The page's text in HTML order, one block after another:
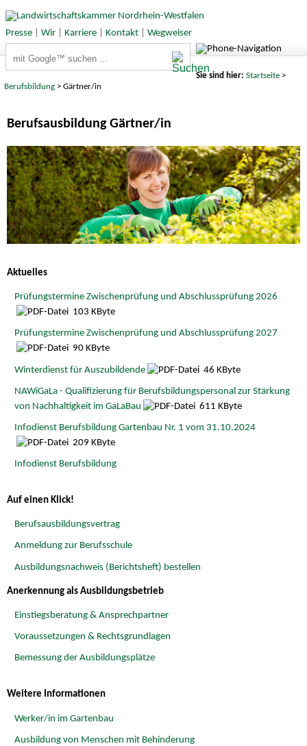
Presse| Wir| Karriere| Kontakt| Wegweiser
Sie sind hier: Startseite>
Berufsbildung > Gärtner/in
Berufsausbildung Gärtner/in
Aktuelles
Prüfungstermine Zwischenprüfung und Abschlussprüfung 2026
103 KByte
Prüfungstermine Zwischenprüfung und Abschlussprüfung 2027
90 KByte
Winterdienst für Auszubildende 46 KByte
NAWiGaLa - Qualifizierung für Berufsbildungspersonal zur Stärkung
von Nachhaltigkeit im GaLaBau
611 KByte
Infodienst Berufsbildung Gartenbau Nr. 1 vom 31.10.2024
209 KByte
Infodienst Berufsbildung
Auf einen Klick!
Berufsausbildungsvertrag
Anmeldung zur Berufsschule
Ausbildungsnachweis (Berichtsheft) bestellen
Anerkennung als Ausbildungsbetrieb
Einstiegsberatung & Ansprechpartner
Voraussetzungen & Rechtsgrundlagen
Bemessung der Ausbildungsplätze
Weitere Informationen
Werker/in im Gartenbau
Ausbildung von Menschen mit Behinderung